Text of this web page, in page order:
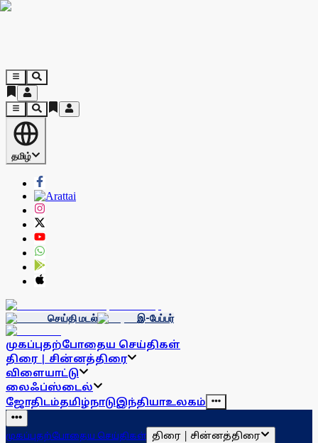
தமிழ்
செய்தி மடல் இ-பேப்பர்
முகப்புதற்போதைய செய்திகள்
திரை | சின்னத்திரை
விளையாட்டு
லைஃப்ஸ்டைல்
ஜோதிடம்தமிழ்நாடுஇந்தியாஉலகம்
முகப்புதற்போதைய செய்திகள் திரை | சின்னத்திரை